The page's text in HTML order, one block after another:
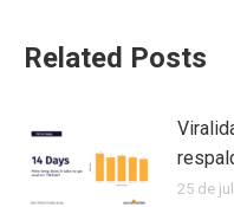
Related Posts
25 de